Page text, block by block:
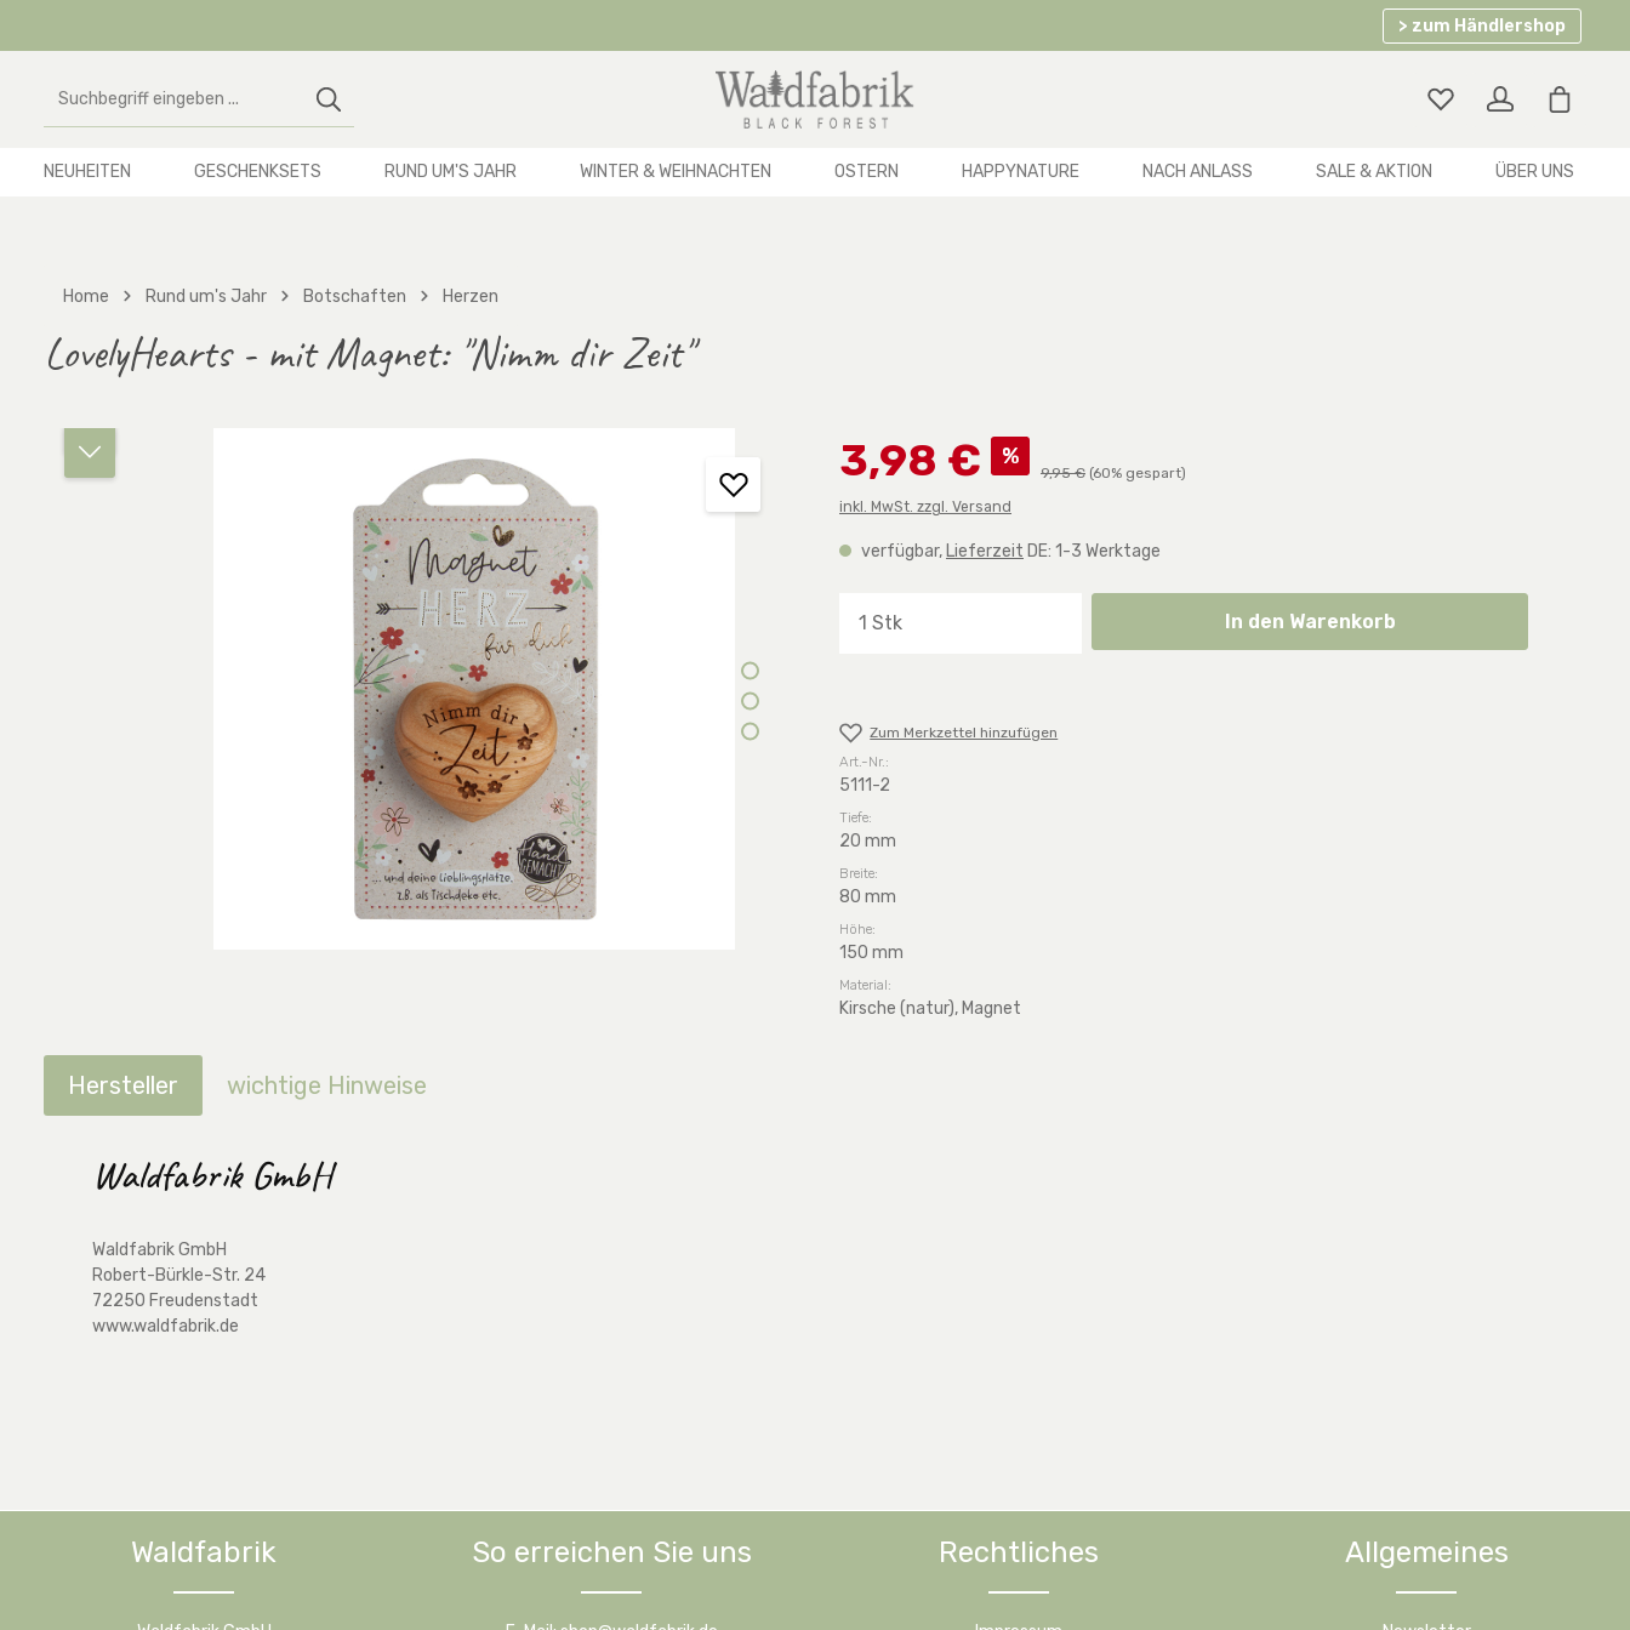
> zum Händlershop
NEUHEITEN GESCHENKSETS RUND UM'S JAHR WINTER & WEIHNACHTEN OSTERN HAPPYNATURE NACH ANLASS SALE & AKTION ÜBER UNS
Home Rund um's Jahr Botschaften Herzen
LovelyHearts - mit Magnet: "Nimm dir Zeit"
3,98 € %
Regulärer Preis:
9,95 € (60% gespart)
inkl. MwSt. zzgl. Versand
verfügbar, Lieferzeit DE: 1-3 Werktage
Produkt Anzahl: Gib den gewünschten Wert ein oder
In den Warenkorb
Zum Merkzettel hinzufügen
Art.-Nr.:
5111-2
Tiefe:
20 mm
Breite:
80 mm
Höhe:
150 mm
Material:
Kirsche (natur), Magnet
Hersteller wichtige Hinweise
Waldfabrik GmbH
Waldfabrik GmbH
Robert-Bürkle-Str. 24
72250 Freudenstadt
www.waldfabrik.de
Waldfabrik So erreichen Sie uns Rechtliches Allgemeines